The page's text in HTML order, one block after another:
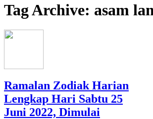
Tag Archive: asam
Ramalan Zodiak Harian
Lengkap Hari Sabtu 25
Juni 2022, Dimulai